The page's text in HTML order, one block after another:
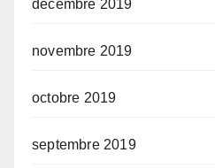
décembre 2019
novembre 2019
octobre 2019
septembre 2019